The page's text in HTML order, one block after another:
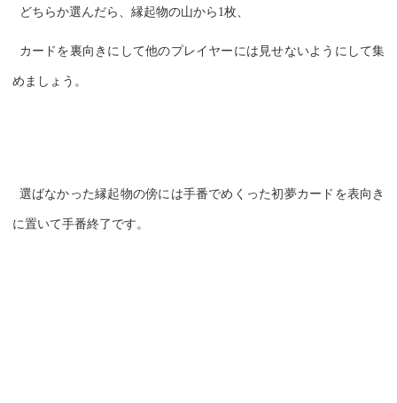
どちらか選んだら、縁起物の山から1枚、
カードを裏向きにして他のプレイヤーには見せないようにして集
めましょう。
選ばなかった縁起物の傍には手番でめくった初夢カードを表向き
に置いて手番終了です。